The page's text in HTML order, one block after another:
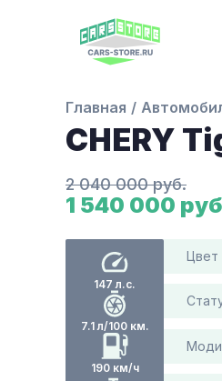
Главная
CHERY
2 040 000 руб.
1 540 000
147 л.с.
7.1 л/100 км.
190 км/ч
Цвет